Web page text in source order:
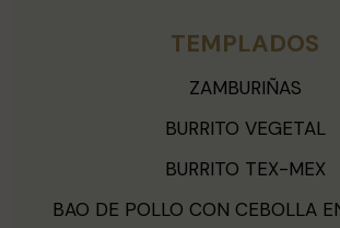
TEMPLADOS
ZAMBURIÑAS
BURRITO VEGETAL
BURRITO TEX-MEX
BAO DE POLLO CON CEBOLLA